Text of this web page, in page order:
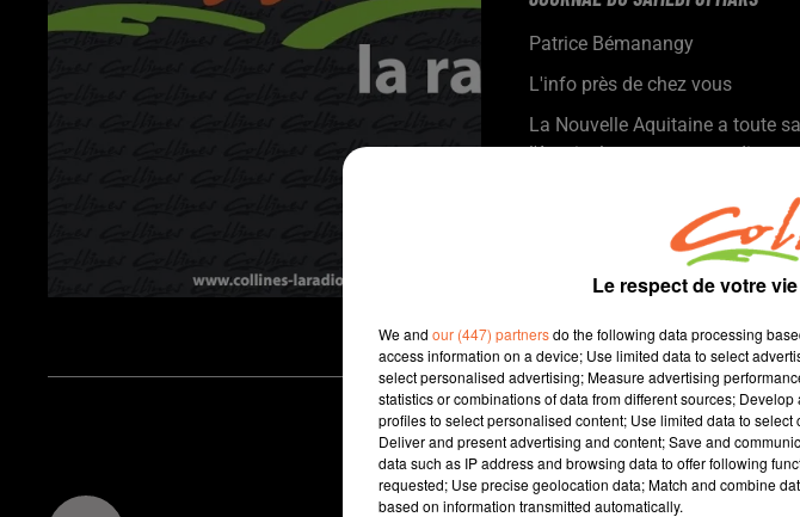
Patrice Bémanangy
L'info près de chez vous
La Nouvelle Aquitaine a toute
l'Agrciculture en se
Vibrez, riez, partagez ! Le
scie a lieu le week-end prochain
L'association Sleepless Night
caritatif. 50 heures de stream
Petits Princes.
Le concours de nouvelles de la
l'auvergnate Béatrice Louaked
lauréate du concours 2024.
Toute l'actualité sportive du
sévrienne est à retrouver sur
Le respect de votre
We and our (447) partnersdo the following data processing
access information on a device; Use limited data to select
select personalised advertising; Measure advertising
statistics or combinations of data from different sources;
profiles to select personalised content; Use limited data to
Deliver and present advertising and content; Save and
data such as IP address and browsing data to offer following
requested; Use precise geolocation data; Match and combine
based on information transmitted automatically.